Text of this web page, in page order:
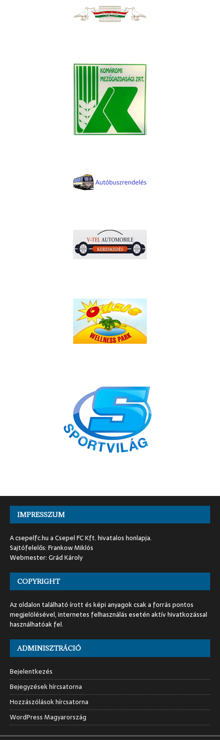
IMPRESSZUM
A csepelfc.hu a Csepel FC Kft. hivatalos honlapja.
Sajtófelelős: Frankow Miklós
Webmester: Grád Károly
COPYRIGHT
Az oldalon található írott és képi anyagok csak a forrás pontos
megjelölésével, internetes felhasználás esetén aktív hivatkozással
használhatóak fel.
ADMINISZTRÁCIÓ
Bejelentkezés
Bejegyzések hírcsatorna
Hozzászólások hírcsatorna
WordPress Magyarország